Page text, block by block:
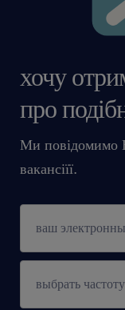
хочу
про
Ми повідомимо
вакансіїї.